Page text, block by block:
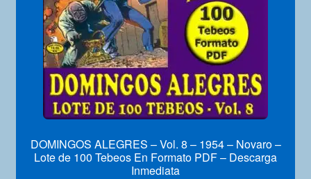
DOMINGOS ALEGRES – Vol. 8 – 1954 – Novaro –
Lote de 100 Tebeos En Formato PDF – Descarga
Inmediata